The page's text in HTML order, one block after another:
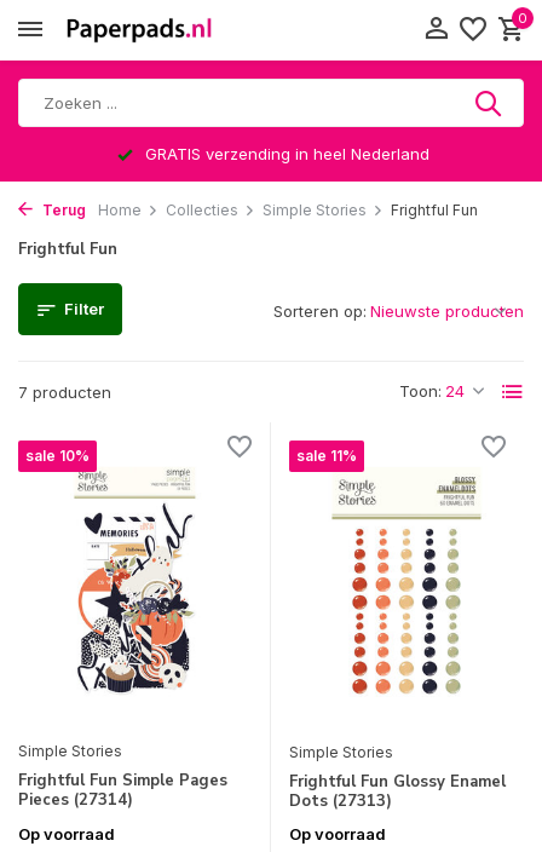
0
GRATIS verzending in heel Nederland
Terug Home Collecties Simple Stories Frightful Fun
Frightful Fun
Filter
7 producten Toon:
Sorteren op:
sale 10%
Simple Stories
Frightful Fun Simple Pages
Pieces (27314)
Op voorraad
sale 11%
Simple Stories
Frightful Fun Glossy Enamel
Dots (27313)
Op voorraad